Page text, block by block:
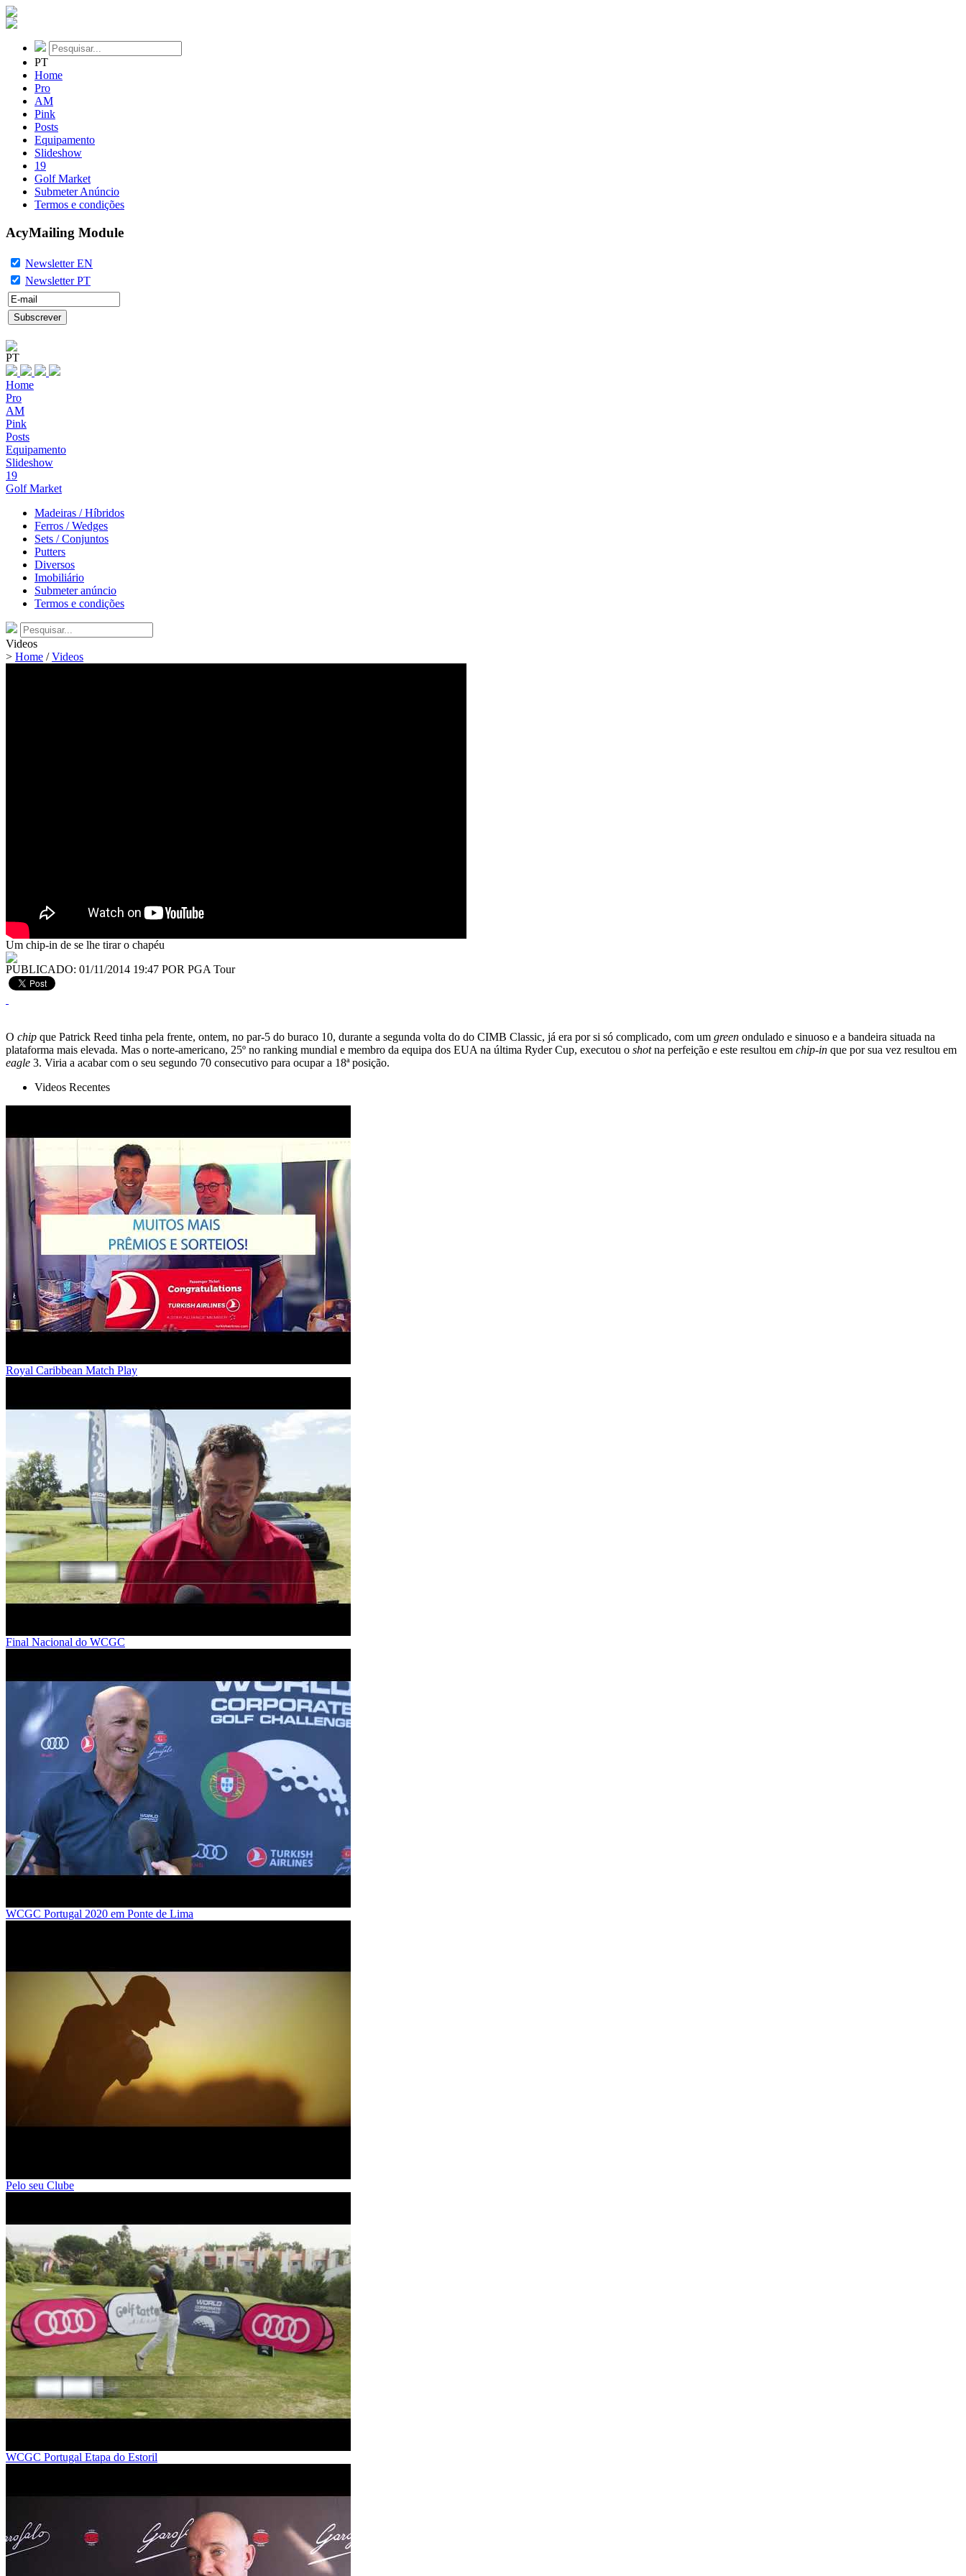
PT
Home
Pro
AM
Pink
Posts
Equipamento
Slideshow
19
Golf Market
Submeter Anúncio
Termos e condições
AcyMailing Module
Newsletter EN
Newsletter PT
PT
Home
Pro
AM
Pink
Posts
Equipamento
Slideshow
19
Golf Market
Madeiras / Híbridos
Ferros / Wedges
Sets / Conjuntos
Putters
Diversos
Imobiliário
Submeter anúncio
Termos e condições
Videos
> Home /Videos
Um chip-in de se lhe tirar o chapéu
PUBLICADO: 01/11/2014 19:47 POR PGA Tour
O chip que Patrick Reed tinha pela frente, ontem, no par-5 do buraco 10, durante a segunda volta do do CIMB Classic, já era por si só complicado, com um green ondulado e sinuoso e a bandeira situada na
plataforma mais elevada. Mas o norte-americano, 25º no ranking mundial e membro da equipa dos EUA na última Ryder Cup, executou o shotna perfeição e este resultou em chip-in que por sua vez resultou em
eagle 3. Viria a acabar com o seu segundo 70 consecutivo para ocupar a 18ª posição.
Videos Recentes
Royal Caribbean Match Play
Final Nacional do WCGC
WCGC Portugal 2020 em Ponte de Lima
Pelo seu Clube
WCGC Portugal Etapa do Estoril